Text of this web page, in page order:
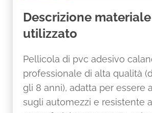
%
o
e
t
Descrizione
utilizzato
Pellicola di pvc adesivo
professionale di alta qualità
gli 8 anni), adatta per essere
sugli automezzi e resistente